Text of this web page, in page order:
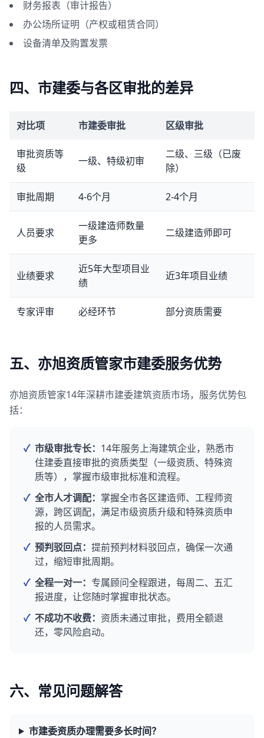
财务报表（审计报告）
办公场所证明（产权或租赁合同）
设备清单及购置发票
四、市建委与各区审批的差异
对比项 市建委审批 区级审批
审批资质等
级
一级、特级初审
二级、三级（已废
除）
审批周期 4-6个月 2-4个月
人员要求
一级建造师数量
更多
二级建造师即可
业绩要求
近5年大型项目业
绩
近3年项目业绩
专家评审 必经环节 部分资质需要
五、亦旭资质管家市建委服务优势
亦旭资质管家14年深耕市建委建筑资质市场，服务优势包
括：
✓ 市级审批专长： 14年服务上海建筑企业，熟悉市
住建委直接审批的资质类型（一级资质、特殊资
质等），掌握市级审批标准和流程。
✓ 全市人才调配： 掌握全市各区建造师、工程师资
源，跨区调配，满足市级资质升级和特殊资质申
报的人员需求。
✓ 预判驳回点： 提前预判材料驳回点，确保一次通
过，缩短审批周期。
✓ 全程一对一： 专属顾问全程跟进，每周二、五汇
报进度，让您随时掌握审批状态。
✓ 不成功不收费： 资质未通过审批，费用全额退
还，零风险启动。
六、常见问题解答
市建委资质办理需要多长时间？